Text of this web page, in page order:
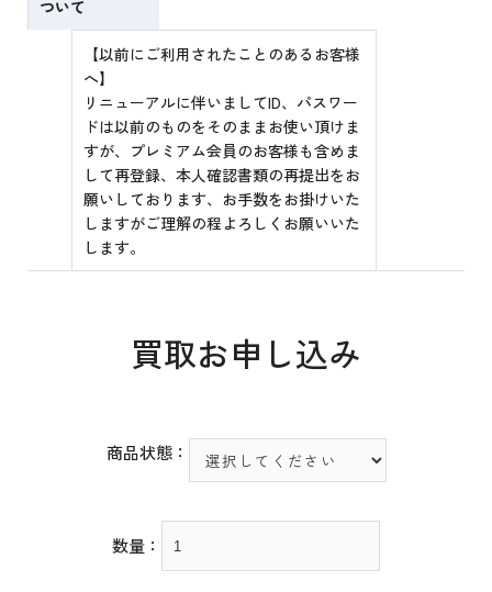
ついて
【以前にご利用されたことのあるお客様
へ】
リニューアルに伴いましてID、パスワー
ドは以前のものをそのままお使い頂けま
すが、プレミアム会員のお客様も含めま
して再登録、本人確認書類の再提出をお
願いしております、お手数をお掛けいた
しますがご理解の程よろしくお願いいた
します。
買取お申し込み
商品状態：
数量：